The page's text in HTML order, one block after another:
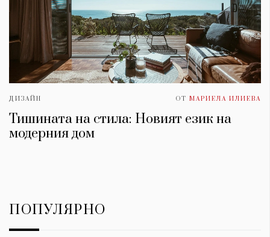
ДИЗАЙН ОТ МАРИЕЛА ИЛИЕВА
Тишината на стила: Новият език на
модерния дом
ПОПУЛЯРНО